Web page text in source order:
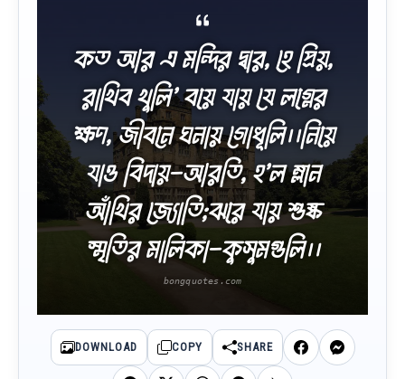
কত আর এ মন্দির দ্বার, হে প্রিয়,
রাখিব খুলি’ বয়ে যায় যে লগ্নের
ক্ষণ, জীবনে ঘনায় গোধূলি।।নিয়ে
যাও বিদায়-আরতি, হ’ল ম্লান
আঁখির জ্যোতি;ঝরে যায় শুষ্ক
স্মৃতির মালিকা-কুসুমগুলি।।
DOWNLOAD COPY SHARE